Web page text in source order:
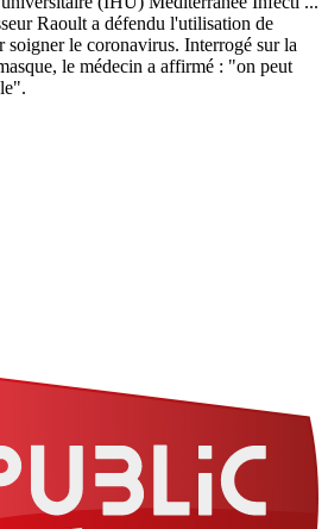
Raoult a défendu l'utilisation de
le coronavirus. Interrogé sur la
le médecin a affirmé : "on peut